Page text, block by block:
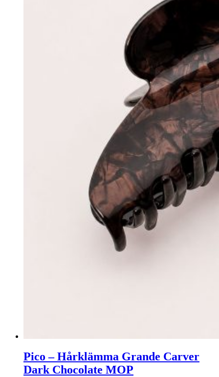
Pico – Hårklämma Grande Carver
Dark Chocolate MOP